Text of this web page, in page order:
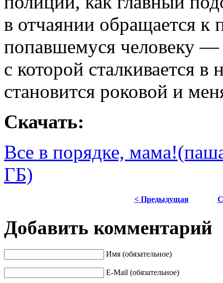
в отчаянии обращается к
попавшемуся человеку
с которой сталкивается в
становится роковой и
Скачать:
Все в порядке,
ГБ)
< Предыдущая
Добавить комментарий
Имя (обязательное)
E-Mail (обязательное)